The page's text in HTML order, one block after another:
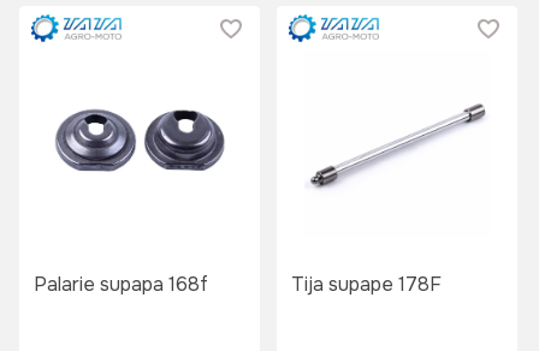
Palarie supapa 168f Tija supape 178F